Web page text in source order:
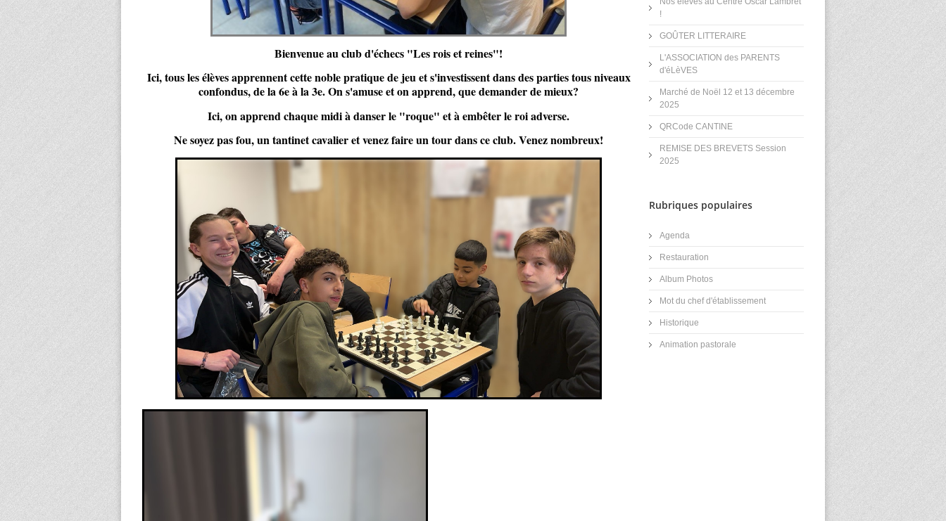
Bienvenue au club d'échecs "Les rois et reines"!
Ici, tous les élèves apprennent cette noble pratique de jeu et s'investissent dans des parties tous niveaux
confondus, de la 6e à la 3e. On s'amuse et on apprend, que demander de mieux?
Ici, on apprend chaque midi à danser le "roque" et à embêter le roi adverse.
Ne soyez pas fou, un tantinet cavalier et venez faire un tour dans ce club. Venez nombreux!
!
GOÛTER LITTERAIRE
L'ASSOCIATION des PARENTS
d'éLèVES
Marché de Noël 12 et 13 décembre
2025
QRCode CANTINE
REMISE DES BREVETS Session
2025
Rubriques populaires
Agenda
Restauration
Album Photos
Mot du chef d'établissement
Historique
Animation pastorale